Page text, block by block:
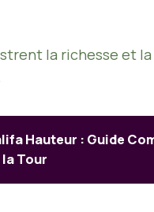
la richesse et
Hauteur : Guide
la Tour